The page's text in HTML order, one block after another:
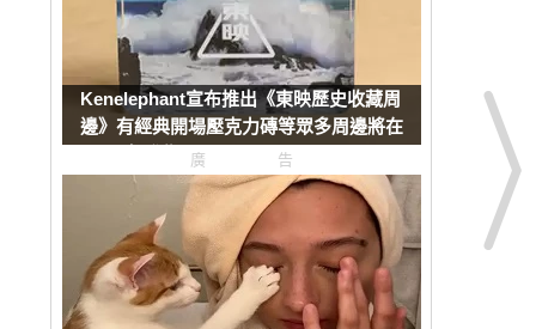
Kenelephant宣布推出《東映歷史收藏周
邊》有經典開場壓克力磚等眾多周邊將在
廣告